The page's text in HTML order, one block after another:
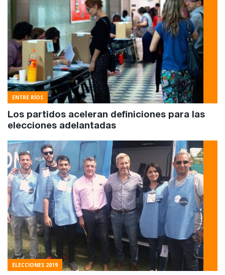
ENTRE RÍOS
Los partidos aceleran definiciones para las
elecciones adelantadas
ELECCIONES 2019